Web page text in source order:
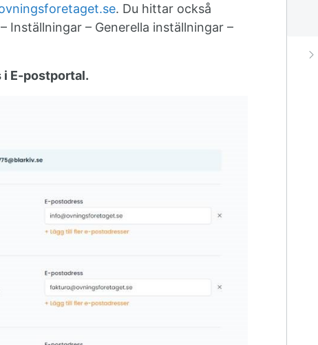
. Du hittar också
Inställningar – Generella inställningar –
i E-postportal.